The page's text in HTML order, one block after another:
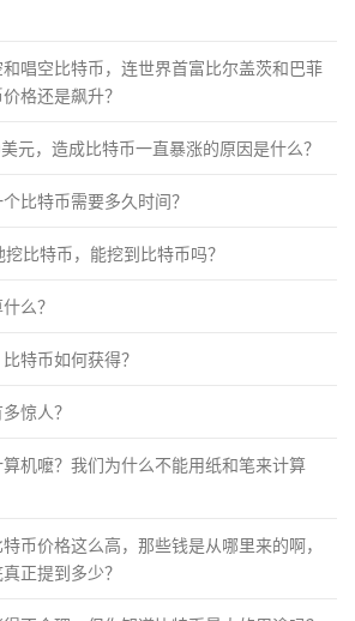
唱空比特币，连世界首富比尔盖茨和巴菲
格还是飙升？
元，造成比特币一直暴涨的原因是什么？
比特币需要多久时间？
比特币，能挖到比特币吗？
么？
特币如何获得？
惊人？
机嚒？我们为什么不能用纸和笔来计算
币价格这么高，那些钱是从哪里来的啊，
正提到多少？